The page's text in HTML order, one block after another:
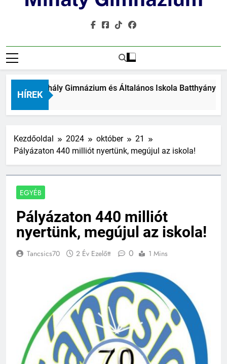
HÍREK
Mihály Gimnázium és Általános Iskola Batthyány
Kezdőoldal 2024 október
21
Pályázaton 440 milliót nyertünk, megújul az iskola!
EGYÉB
Pályázaton 440 milliót
nyertünk, megújul az iskola!
Tancsics70 2 Év Ezelőtt 0 1 Mins